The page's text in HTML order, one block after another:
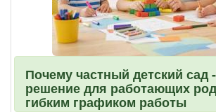
Почему частный детский сад
решение для работающих
гибким графиком работы